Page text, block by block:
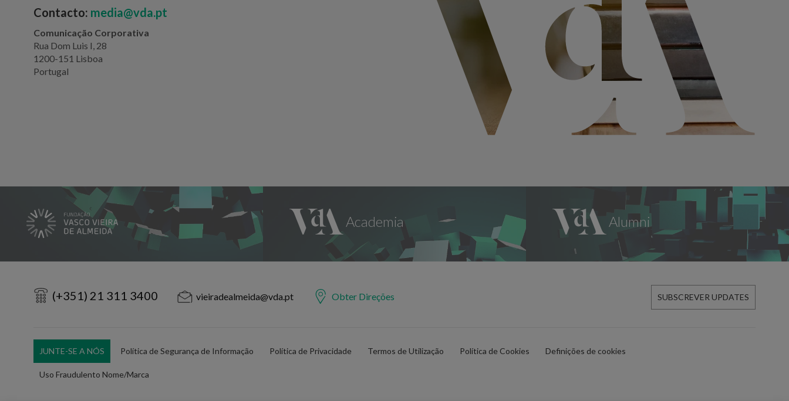
Contacto: media@vda.pt
Comunicação Corporativa
Rua Dom Luis I, 28
1200-151 Lisboa
Portugal
(+351) 21 311 3400 vieiradealmeida@vda.pt Obter Direções SUBSCREVER UPDATES
JUNTE-SE A NÓS Política de Segurança de Informação Política de Privacidade Termos de Utilização Política de Cookies Definições de cookies
Uso Fraudulento Nome/Marca